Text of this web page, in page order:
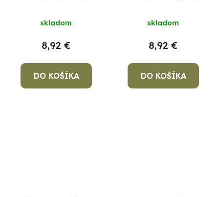
batéria
skladom
8,92 €
DO KOŠÍKA
batéria
skladom
8,92 €
DO KOŠÍKA